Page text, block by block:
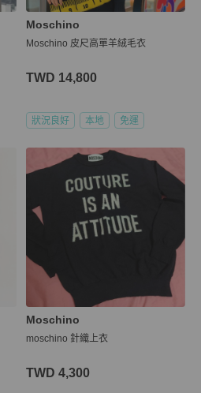
Moschino
Moschino 皮尺高單羊絨毛衣
TWD 14,800
狀況良好 本地 免運
Moschino
moschino 針織上衣
TWD 4,300